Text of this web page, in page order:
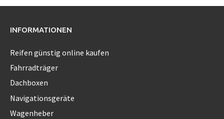
INFORMATIONEN
Reifen günstig online kaufen
Fahrradträger
Dachboxen
Navigationsgeräte
Wagenheber